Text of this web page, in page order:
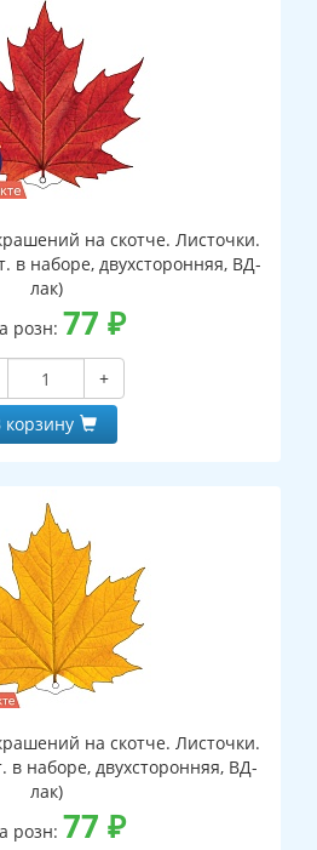
на скотче. Листочки.
в наборе, двухсторонняя, ВД-
лак)
розн: 77 ₽
+
корзину
на скотче. Листочки.
наборе, двухсторонняя, ВД-
лак)
розн: 77 ₽